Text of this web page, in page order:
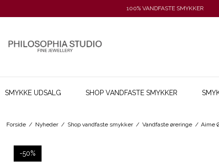
100% VANDFASTE SMYKKER
SMYKKE UDSALG SHOP VANDFASTE SMYKKER
Forside / Nyheder / Shop vandfaste smykker / Vandfaste øreringe / Aime
-50%